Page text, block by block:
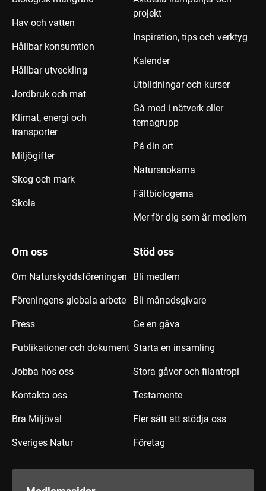
Hav och vatten
Hållbar konsumtion
Hållbar utveckling
Jordbruk och mat
Klimat, energi och
transporter
Miljögifter
Skog och mark
Skola
projekt
Inspiration, tips och verktyg
Kalender
Utbildningar och kurser
Gå med i nätverk eller
temagrupp
På din ort
Natursnokarna
Fältbiologerna
Mer för dig som är medlem
Om oss
Om Naturskyddsföreningen
Föreningens globala arbete
Press
Publikationer och dokument
Jobba hos oss
Kontakta oss
Bra Miljöval
Sveriges Natur
Stöd oss
Bli medlem
Bli månadsgivare
Ge en gåva
Starta en insamling
Stora gåvor och filantropi
Testamente
Fler sätt att stödja oss
Företag